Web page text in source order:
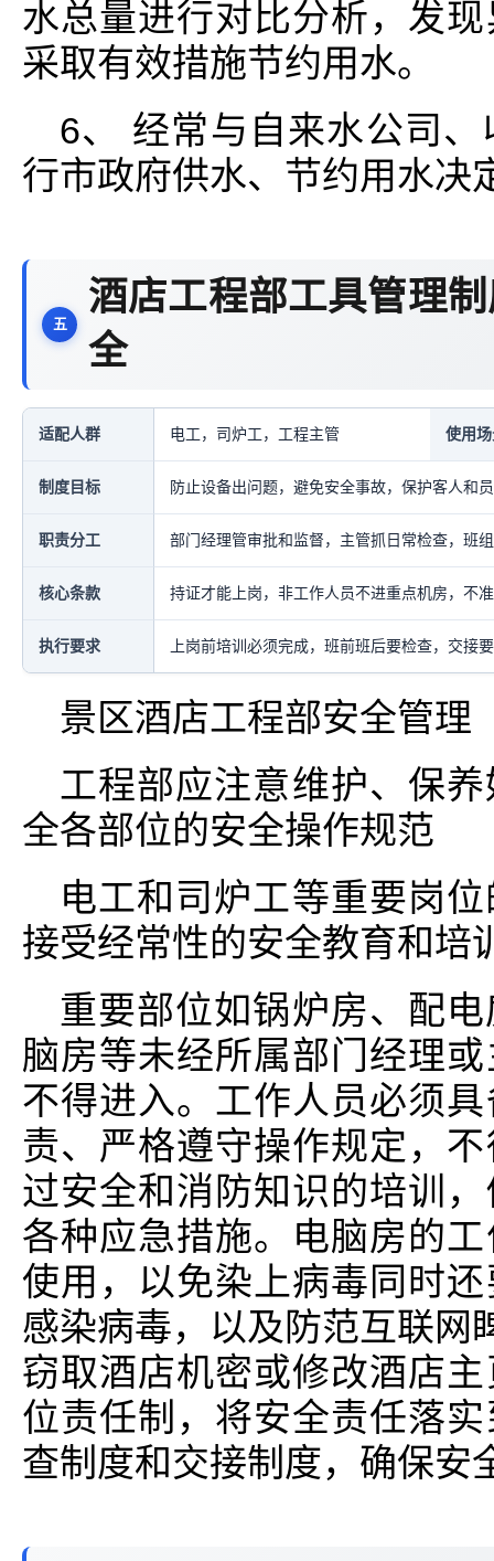
水总量进行对比分析，发
采取有效措施节约用水。
6、 经常与自来水公司
行市政府供水、节约用水决
酒店工程部工具管理
全
适配人群 电工，司炉工，工程主管 使用
制度目标 防止设备出问题，避免安全事故，保护客人和
职责分工 部门经理管审批和监督，主管抓日常检查，班
核心条款 持证才能上岗，非工作人员不进重点机房，不
执行要求 上岗前培训必须完成，班前班后要检查，交接
景区酒店工程部安全管理
工程部应注意维护、保
全各部位的安全操作规范
电工和司炉工等重要岗
接受经常性的安全教育和培
重要部位如锅炉房、配
脑房等未经所属部门经理
不得进入。工作人员必须
责、严格遵守操作规定，
过安全和消防知识的培训
各种应急措施。电脑房的
使用，以免染上病毒同时
感染病毒，以及防范互联网
窃取酒店机密或修改酒店
位责任制，将安全责任落
查制度和交接制度，确保安